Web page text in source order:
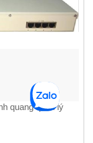
quang quản lý